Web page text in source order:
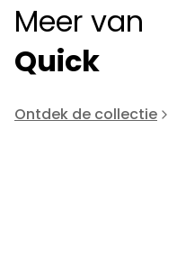
Meer van
Quick
Ontdek de collectie